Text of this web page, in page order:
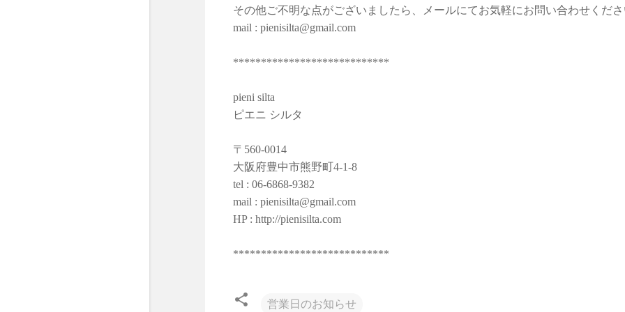
その他ご不明な点がございましたら、メールにてお気軽にお問い合わせくだ
mail : pienisilta@gmail.com
****************************
pieni silta
ピエニ シルタ
〒560-0014
大阪府豊中市熊野町4-1-8
tel : 06-6868-9382
mail : pienisilta@gmail.com
HP : http://pienisilta.com
****************************
営業日のお知らせ